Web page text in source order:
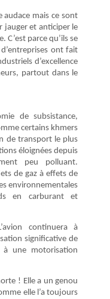
mais ce sont
jauger et anticiper le
parce qu’ils se
ont fait
d’excellence
partout dans le
de subsistance,
certains khmers
de transport le plus
éloignées depuis
peu polluant.
de gaz à effets de
environnementales
en carburant et
continuera à
significative de
une motorisation
! Elle a un genou
elle l’a toujours